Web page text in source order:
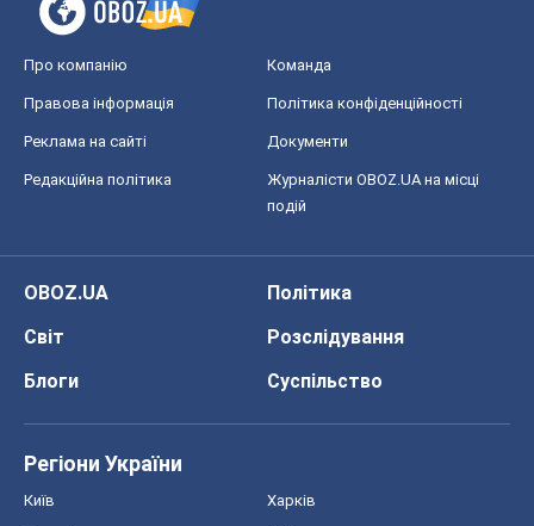
Про компанію Команда
Правова інформація Політика конфіденційності
Реклама на сайті Документи
Редакційна політика
Журналісти OBOZ.UA на місці
подій
OBOZ.UA
Політика
Світ
Розслідування
Блоги
Суспільство
Регіони України
Київ Харків